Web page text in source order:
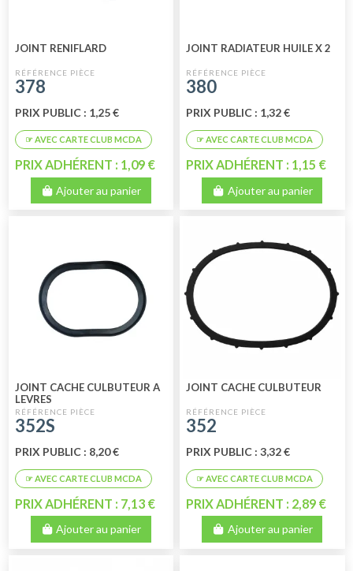
JOINT RENIFLARD
378
PRIX PUBLIC : 1,25 €
PRIX ADHÉRENT : 1,09 €
Ajouter au panier
JOINT RADIATEUR HUILE X 2
380
PRIX PUBLIC : 1,32 €
PRIX ADHÉRENT : 1,15 €
Ajouter au panier
JOINT CACHE CULBUTEUR A
LEVRES
352S
PRIX PUBLIC : 8,20 €
PRIX ADHÉRENT : 7,13 €
Ajouter au panier
JOINT CACHE CULBUTEUR
352
PRIX PUBLIC : 3,32 €
PRIX ADHÉRENT : 2,89 €
Ajouter au panier